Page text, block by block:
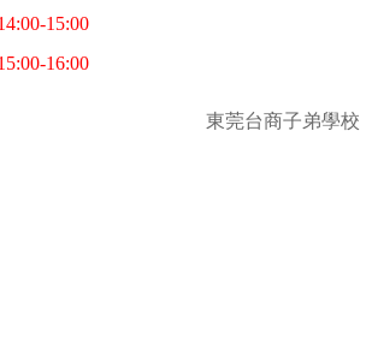
15:00
16:00
東莞台商子弟學校